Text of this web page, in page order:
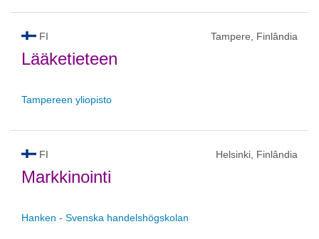
FI Tampere, Finlândia
Lääketieteen
Tampereen yliopisto
FI Helsinki, Finlândia
Markkinointi
Hanken - Svenska handelshögskolan